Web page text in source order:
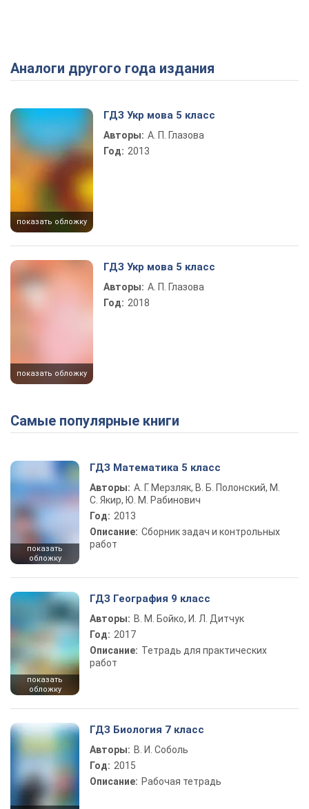
Аналоги другого года издания
показать обложку
ГДЗ Укр мова 5 класс
Авторы: А. П. Глазова
Год: 2013
показать обложку
ГДЗ Укр мова 5 класс
Авторы: А. П. Глазова
Год: 2018
Самые популярные книги
показать
обложку
ГДЗ Математика 5 класс
Авторы: А. Г. Мерзляк, В. Б. Полонский, М.
С. Якир, Ю. М. Рабинович
Год: 2013
Описание: Сборник задач и контрольных
работ
показать
обложку
ГДЗ География 9 класс
Авторы: В. М. Бойко, И. Л. Дитчук
Год: 2017
Описание: Тетрадь для практических
работ
ГДЗ Биология 7 класс
Авторы: В. И. Соболь
Год: 2015
Описание: Рабочая тетрадь